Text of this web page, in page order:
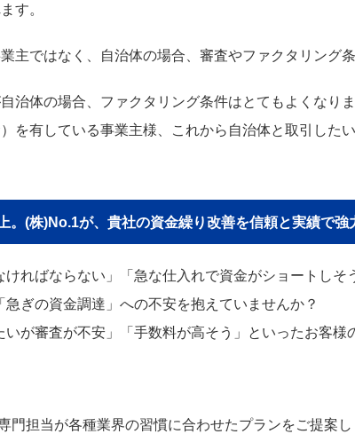
す。
主ではなく、自治体の場合、審査やファクタリング
治体の場合、ファクタリング条件はとてもよくなり
を有している事業主様、これから自治体と取引した
。(株)No.1が、貴社の資金繰り改善を信頼と実績で強
ければならない」「急な仕入れで資金がショートし
ぎの資金調達」への不安を抱えていませんか？
いが審査が不安」「手数料が高そう」といったお客
専門担当が各種業界の習慣に合わせたプランをご提案し